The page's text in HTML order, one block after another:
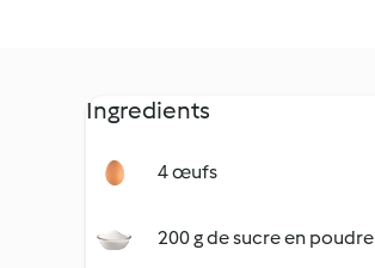
Ingredients
4 œufs
200 g de sucre en poudre